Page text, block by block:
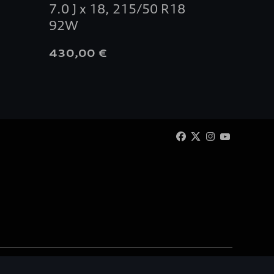
7.0 J x 18, 215/50 R18
92W
430,00 €